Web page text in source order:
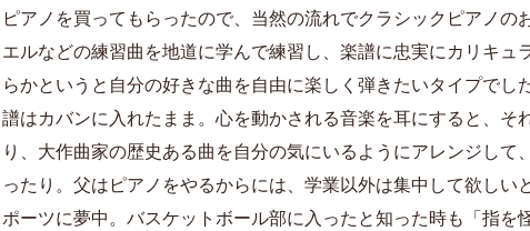
ピアノを買ってもらったので、当然の流れでクラシックピアノの
エルなどの練習曲を地道に学んで練習し、楽譜に忠実にカリキュ
らかというと 自分の好きな曲を自由に楽しく弾きたいタイプでした
譜はカバンに入れたまま。心を動かされる音楽を耳にすると、そ
り、大作曲家の歴史ある曲を自分の気にいるようにアレンジして
ったり。父はピアノをやるからには、学業以外は集中して欲しい
ポーツに夢中。バスケットボール部に入ったと知った時も 「指